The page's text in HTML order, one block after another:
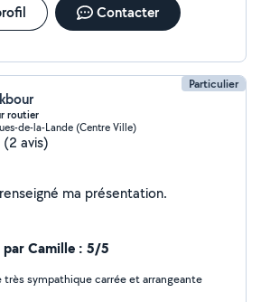
Contacter
Particulier
routier
de-la-Lande (Centre Ville)
(2 avis)
Je n'ai pas encore renseigné ma présentation.
par Camille : 5/5
carrée et arrangeante